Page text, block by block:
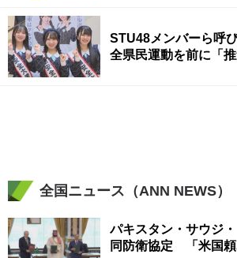
STU48メンバーら呼
全県民運動を前に「
全国ニュース（ANN NEWS）
パキスタン・サウジ
同防衛協定 「米国